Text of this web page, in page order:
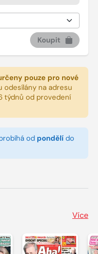
Koupit
pouze pro nové
odesílány na adresu
týdnů od provedení
od pondělí do
Více